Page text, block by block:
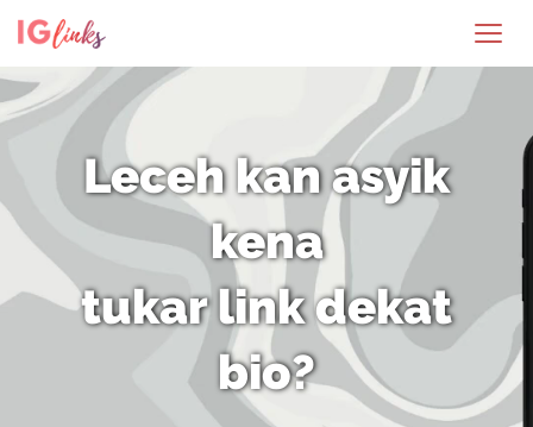
Leceh kan asyik
kena
tukar link dekat
bio?